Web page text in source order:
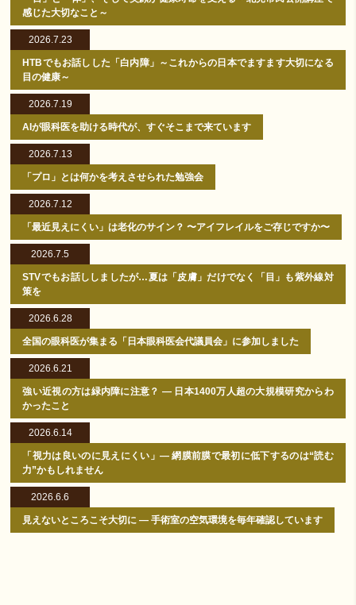
感じた大切なこと～
2026.7.23
HTBでもお話しした「白内障」～これからの日本でますます大切になる
目の健康～
2026.7.19
AIが眼科医を助ける時代が、すぐそこまで来ています
2026.7.13
「プロ」とは何かを考えさせられた勉強会
2026.7.12
「最近見えにくい」は老化のサイン？ 〜アイフレイルをご存じですか〜
2026.7.5
STVでもお話ししましたが…夏は「皮膚」だけでなく「目」も紫外線対
策を
2026.6.28
全国の眼科医が集まる「日本眼科医会代議員会」に参加しました
2026.6.21
強い近視の方は緑内障に注意？ ― 日本1400万人超の大規模研究からわ
かったこと
2026.6.14
「視力は良いのに見えにくい」― 網膜前膜で最初に低下するのは“読む
力”かもしれません
2026.6.6
見えないところこそ大切に ― 手術室の空気環境を毎年確認しています